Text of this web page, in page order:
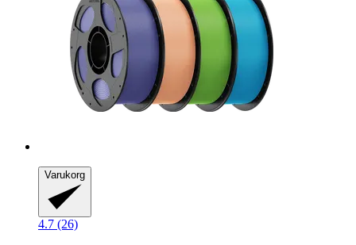
Varukorg
4.7 (26)